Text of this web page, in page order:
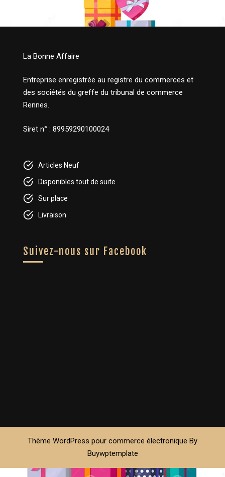
La Bonne Affaire
Entreprise enregistrée au registre du commerces et
des sociétés du greffe du tribunal de commerce
Rennes.
Siret n° : 89959290100024
Articles Neuf
Disponibles tout de suite
Sur place
Livraison
Suivez-nous sur Facebook
Thème WordPress pour commerce électronique By
Buywptemplate